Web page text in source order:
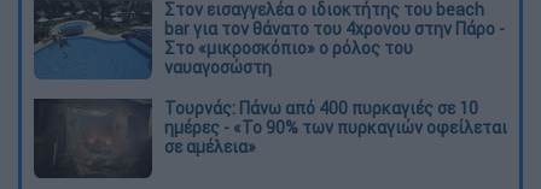
Στον εισαγγελέα ο ιδιοκτήτης του beach
bar για τον θάνατο του 4χρονου στην Πάρο -
Στο «μικροσκόπιο» ο ρόλος του
ναυαγοσώστη
Τουρνάς: Πάνω από 400 πυρκαγιές σε 10
ημέρες - «Το 90% των πυρκαγιών οφείλεται
σε αμέλεια»